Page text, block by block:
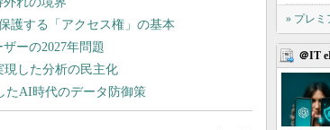
» プレミ
＠IT